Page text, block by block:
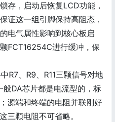
存，启动后恢复LCD功能，
证这一组引脚保持高阻态，
电气属性影响到核心板启
FCT16254C进行缓冲，保
R7、R9、R11三颗信号对地
DA芯片都是电流型的，标
源端和终端的电阻并联刚好
三颗电阻不可省略。